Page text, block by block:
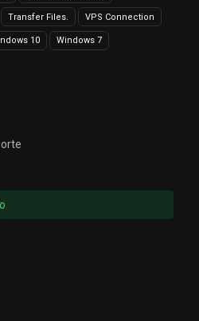
Transfer Files. VPS Connection
10 Windows 7